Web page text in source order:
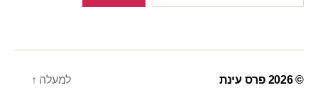
© 2026 פרס עינת למעלה ↑